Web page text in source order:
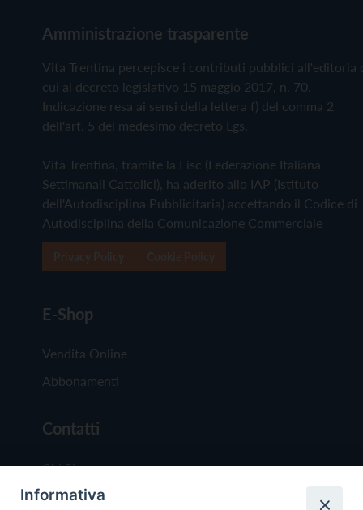
Amministrazione trasparente
Vita Trentina percepisce i contributi pubblici all'editoria
cui al decreto legislativo 15 maggio 2017, n. 70.
Indicazione resa ai sensi della lettera f) del comma 2
dell'art. 5 del medesimo decreto Lgs.
Vita Trentina, tramite la Fisc (Federazione Italiana
Settimanali Cattolici), ha aderito allo IAP (Istituto
dell'Autodisciplina Pubblicitaria) accettando il Codice di
Autodisciplina della Comunicazione Commerciale
E-Shop
Vendita Online
Abbonamenti
Contatti
Chi Siamo
Redazione
Informativa